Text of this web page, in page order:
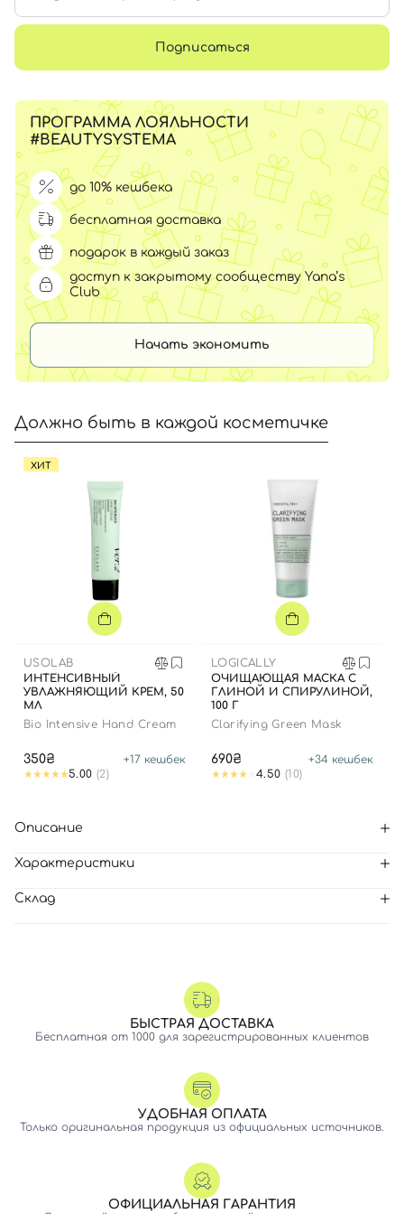
Подписаться
ПРОГРАММА ЛОЯЛЬНОСТИ
#BEAUTYSYSTEMA
до 10% кешбека
бесплатная доставка
подарок в каждый заказ
доступ к закрытому сообществу Yana’s
Club
Начать экономить
Должно быть в каждой косметичке
ХИТ
USOLAB
ИНТЕНСИВНЫЙ
УВЛАЖНЯЮЩИЙ КРЕМ, 50
МЛ
Bio Intensive Hand Cream
350₴ +17 кешбек
5.00 (2)
LOGICALLY
ОЧИЩАЮЩАЯ МАСКА С
ГЛИНОЙ И СПИРУЛИНОЙ,
100 Г
Clarifying Green Mask
690₴ +34 кешбек
4.50 (10)
Описание
Характеристики
Склад
БЫСТРАЯ ДОСТАВКА
Бесплатная от 1000 для зарегистрированных клиентов
УДОБНАЯ ОПЛАТА
Только оригинальная продукция из официальных источников.
ОФИЦИАЛЬНАЯ ГАРАНТИЯ